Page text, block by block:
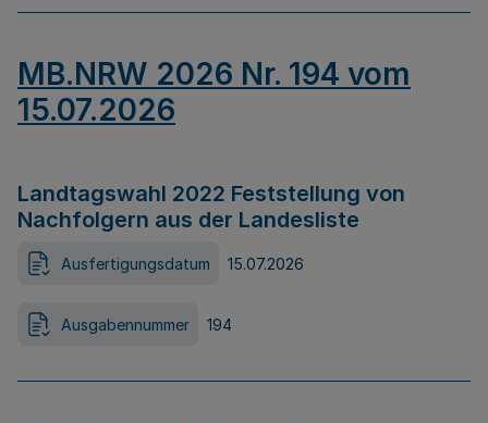
MB.NRW 2026 Nr. 194 vom
15.07.2026
Landtagswahl 2022 Feststellung von
Nachfolgern aus der Landesliste
Ausfertigungsdatum 15.07.2026
Ausgabennummer 194